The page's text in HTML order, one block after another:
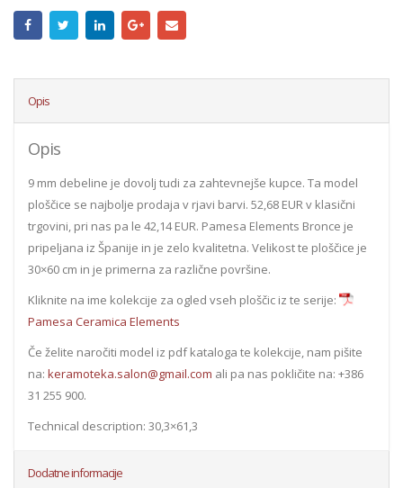
Opis
Opis
9 mm debeline je dovolj tudi za zahtevnejše kupce. Ta model
ploščice se najbolje prodaja v rjavi barvi. 52,68 EUR v klasični
trgovini, pri nas pa le 42,14 EUR. Pamesa Elements Bronce je
pripeljana iz Španije in je zelo kvalitetna. Velikost te ploščice je
30×60 cm in je primerna za različne površine.
Kliknite na ime kolekcije za ogled vseh ploščic iz te serije:
Pamesa Ceramica Elements
Če želite naročiti model iz pdf kataloga te kolekcije, nam pišite
na: keramoteka.salon@gmail.com ali pa nas pokličite na: +386
31 255 900.
Technical description: 30,3×61,3
Dodatne informacije